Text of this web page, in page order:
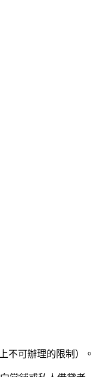
不可辦理的限制）。